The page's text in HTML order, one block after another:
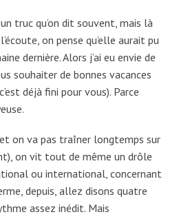
truc qu’on dit souvent, mais là
on pense qu’elle aurait pu
dernière. Alors j’ai eu envie de
souhaiter de bonnes vacances
déjà fini pour vous). Parce
on va pas traîner longtemps sur
on vit tout de même un drôle
ou international, concernant
depuis, allez disons quatre
assez inédit. Mais